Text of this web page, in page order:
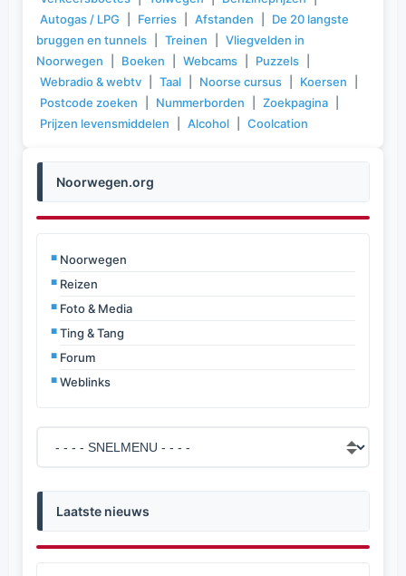
Noorwegen.org
Noorwegen
Reizen
Foto & Media
Ting & Tang
Forum
Weblinks
Laatste nieuws
Autogas / LPG
Ferries Afstanden
De 20 langste
bruggen en tunnels
Treinen
Vliegvelden in
Noorwegen
Boeken Webcams Puzzels
Webradio & webtv
Taal Noorse cursus Koersen
Postcode zoeken
Nummerborden Zoekpagina
Prijzen levensmiddelen
Alcohol Coolcation